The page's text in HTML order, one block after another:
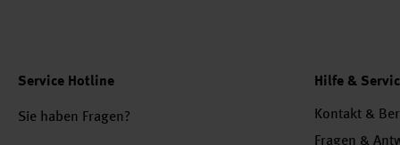
Service Hotline
Sie haben Fragen?
Hilfe &
Kontakt &
Fragen &